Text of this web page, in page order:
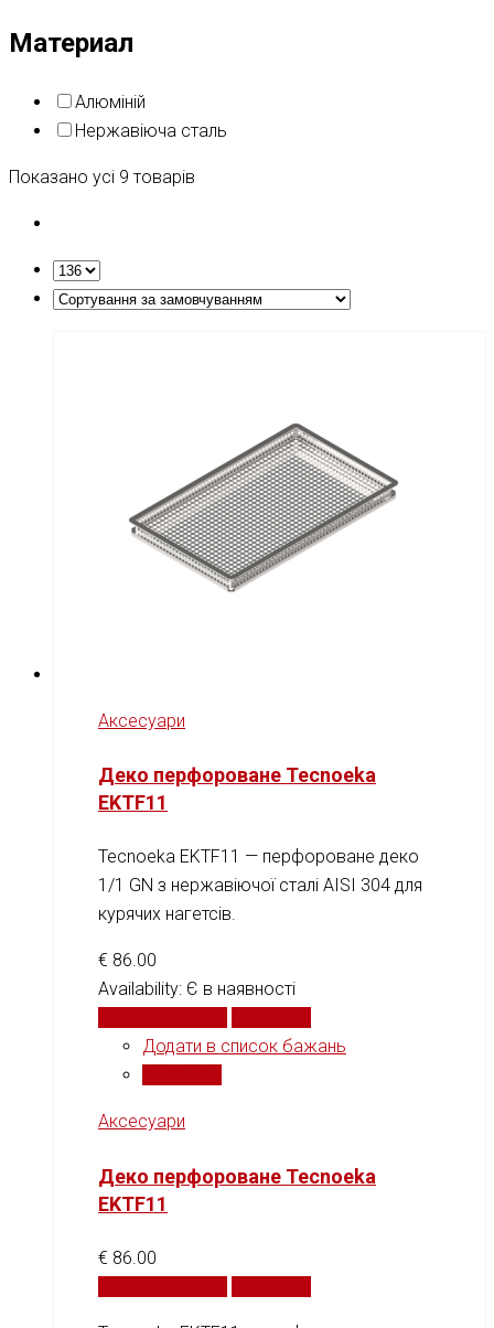
Материал
Алюміній
Нержавіюча сталь
Показано усі 9 товарів
Аксесуари
Деко перфороване Tecnoeka
EKTF11
Tecnoeka EKTF11 — перфороване деко
1/1 GN з нержавіючої сталі AISI 304 для
курячих нагетсів.
€ 86.00
Availability: Є в наявності
Додати в список бажань
Аксесуари
Деко перфороване Tecnoeka
EKTF11
€ 86.00